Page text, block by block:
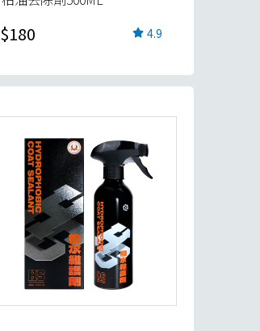
$180 4.9